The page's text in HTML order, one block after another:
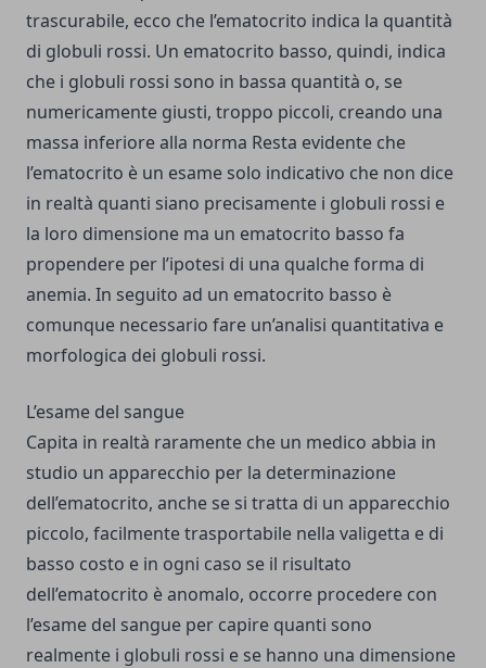
trascurabile, ecco che l’ematocrito indica la quantità
di globuli rossi. Un ematocrito basso, quindi, indica
che i globuli rossi sono in bassa quantità o, se
numericamente giusti, troppo piccoli, creando una
massa inferiore alla norma Resta evidente che
l’ematocrito è un esame solo indicativo che non dice
in realtà quanti siano precisamente i globuli rossi e
la loro dimensione ma un ematocrito basso fa
propendere per l’ipotesi di una qualche forma di
anemia. In seguito ad un ematocrito basso è
comunque necessario fare un’analisi quantitativa e
morfologica dei globuli rossi.
L’esame del sangue
Capita in realtà raramente che un medico abbia in
studio un apparecchio per la determinazione
dell’ematocrito, anche se si tratta di un apparecchio
piccolo, facilmente trasportabile nella valigetta e di
basso costo e in ogni caso se il risultato
dell’ematocrito è anomalo, occorre procedere con
l’esame del sangue per capire quanti sono
realmente i globuli rossi e se hanno una dimensione